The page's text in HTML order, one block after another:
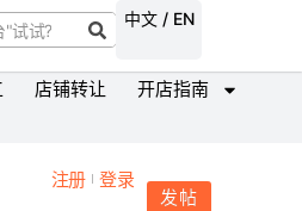
中文 / EN
店铺转让 开店指南
注册 登录
发帖